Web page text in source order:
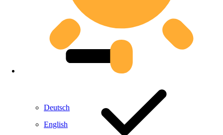
Deutsch
English